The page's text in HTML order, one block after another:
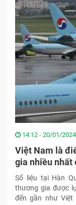
14:12 - 20/01/2024
Việt Nam là
gia nhiều nhất
Số liệu tại Hàn
thương gia được
đến gần như Việt